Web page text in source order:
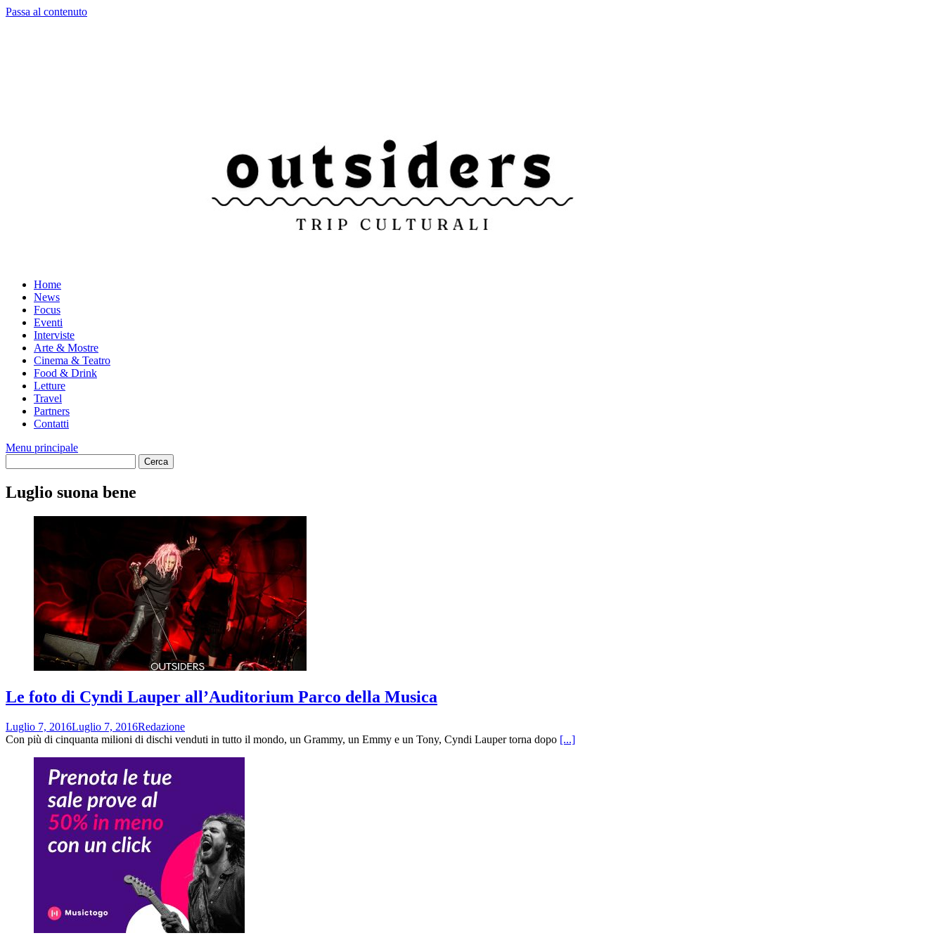
Passa al contenuto
Home
News
Focus
Eventi
Interviste
Arte & Mostre
Cinema & Teatro
Food & Drink
Letture
Travel
Partners
Contatti
Menu principale
Luglio suona bene
Le foto di Cyndi Lauper all’Auditorium Parco della Musica
Luglio 7, 2016Luglio 7, 2016Redazione
Con più di cinquanta milioni di dischi venduti in tutto il mondo, un Grammy, un Emmy e un Tony, Cyndi Lauper torna dopo [...]